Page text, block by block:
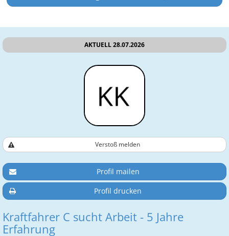
AKTUELL 28.07.2026
Verstoß melden
Profil mailen
Profil drucken
Kraftfahrer C sucht Arbeit - 5 Jahre
Erfahrung